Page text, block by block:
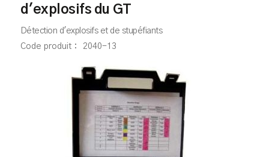
d'explosifs du GT
Détection d'explosifs et de stupéfiants
Code produit :
2040-13